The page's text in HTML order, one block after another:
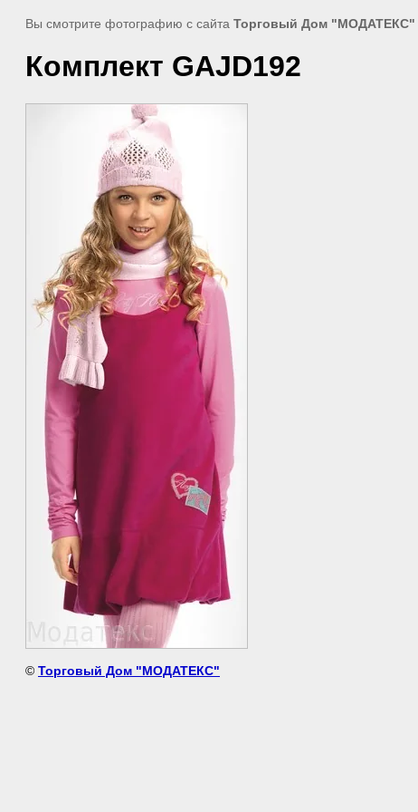
Вы смотрите фотографию с сайта Торговый Дом "МОДАТЕКС"
Комплект GAJD192
© Торговый Дом "МОДАТЕКС"